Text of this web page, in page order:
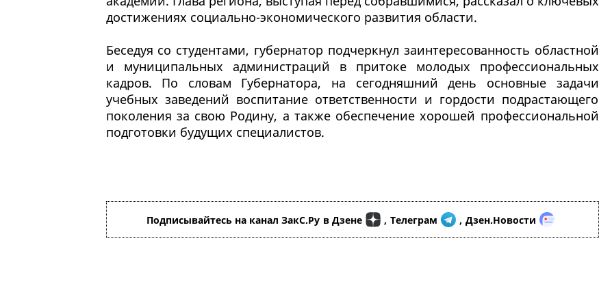
достижениях социально-экономического развития области.
Беседуя со студентами, губернатор подчеркнул заинтересованность областной
и муниципальных администраций в притоке молодых профессиональных
кадров. По словам Губернатора, на сегодняшний день основные задачи
учебных заведений воспитание ответственности и гордости подрастающего
поколения за свою Родину, а также обеспечение хорошей профессиональной
подготовки будущих специалистов.
Подписывайтесь на канал ЗакС.Ру в Дзене , Телеграм , Дзен.Новости